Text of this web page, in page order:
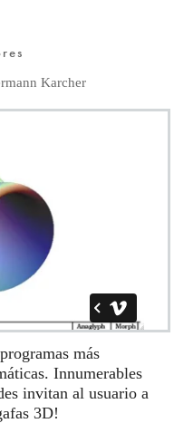
Karcher
más
Innumerables
invitan al usuario a
3D!